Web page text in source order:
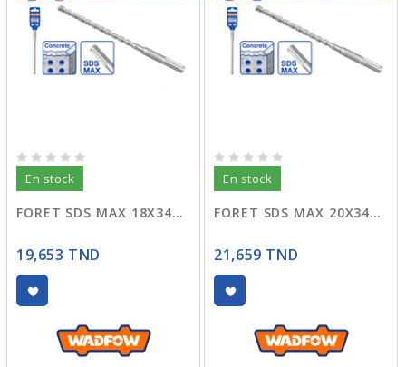
En stock
FORET SDS MAX 18X340 WHD01834
19,653 TND
En stock
FORET SDS MAX 20X340 WHD02034
21,659 TND